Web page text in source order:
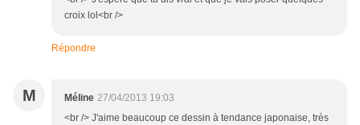
croix lol<br />
Répondre
M Méline 27/04/2013 19:03
<br /> J'aime beaucoup ce dessin à tendance japonaise, très